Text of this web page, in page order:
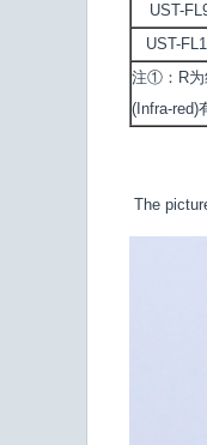
UST-
UST-
注①：R为
(Infra-red)
The